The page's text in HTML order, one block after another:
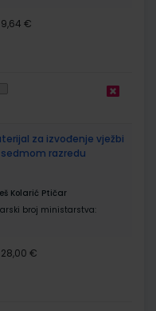
9,64 €
za izvođenje vježbi
razredu
Kolarić Ptičar
broj ministarstva:
28,00 €